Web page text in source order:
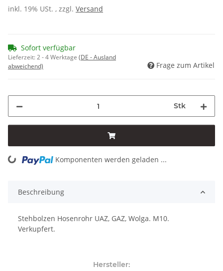
inkl. 19% USt. , zzgl. Versand
Sofort verfügbar
Lieferzeit:2 - 4 Werktage (DE - Ausland
abweichend)
Frage zum Artikel
Stk
Loading... Komponenten werden geladen ...
Beschreibung
Stehbolzen Hosenrohr UAZ, GAZ, Wolga. M10.
Verkupfert.
Hersteller: